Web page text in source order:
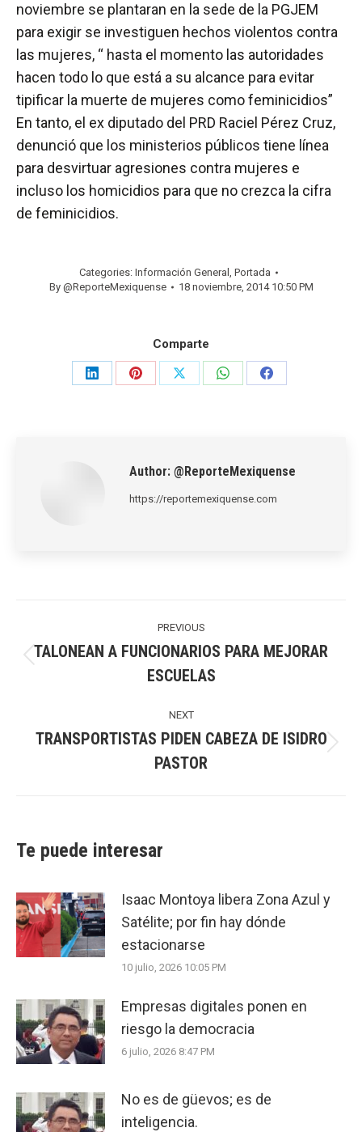
noviembre se plantaran en la sede de la PGJEM
para exigir se investiguen hechos violentos contra
las mujeres, “ hasta el momento las autoridades
hacen todo lo que está a su alcance para evitar
tipificar la muerte de mujeres como feminicidios”
En tanto, el ex diputado del PRD Raciel Pérez Cruz,
denunció que los ministerios públicos tiene línea
para desvirtuar agresiones contra mujeres e
incluso los homicidios para que no crezca la cifra
de feminicidios.
Categories: Información General , Portada
By @ReporteMexiquense 18 noviembre, 2014 10:50 PM
Comparte
Share
Share
Share
Share
Share
Author: @ReporteMexiquense
https://reportemexiquense.com
PREVIOUS
post:
TALONEAN A FUNCIONARIOS PARA MEJORAR
ESCUELAS
NEXT
post:
TRANSPORTISTAS PIDEN CABEZA DE ISIDRO
PASTOR
Te puede interesar
Isaac Montoya libera Zona Azul y
Satélite; por fin hay dónde
estacionarse
10 julio, 2026 10:05 PM
Empresas digitales ponen en
riesgo la democracia
6 julio, 2026 8:47 PM
No es de güevos; es de
inteligencia.